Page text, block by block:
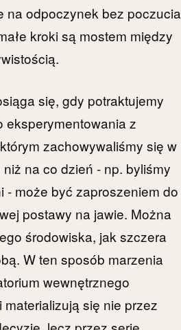
na odpoczynek bez poczucia
kroki są mostem między
się, gdy potraktujemy
eksperymentowania z
zachowywaliśmy się w
na co dzień - np. byliśmy
- może być zaproszeniem do
postawy na jawie. Można
środowiska, jak szczera
W ten sposób marzenia
wewnętrznego
się nie przez